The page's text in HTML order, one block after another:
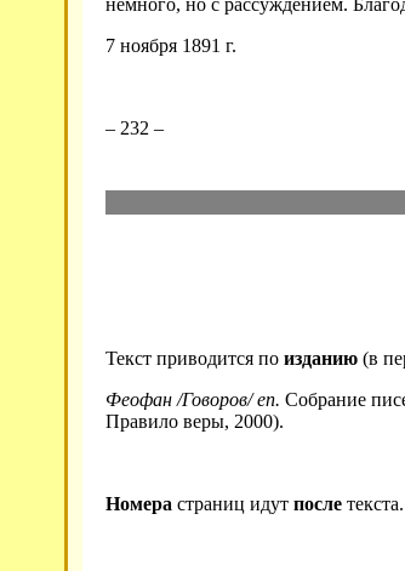
немного, но с рассуждением.
7 ноября 1891 г.
– 232 –
Текст приводится по изданию(в
Феофан /Говоров/ еп. Собрание
Правило веры, 2000).
Номера страниц идут послетекста.